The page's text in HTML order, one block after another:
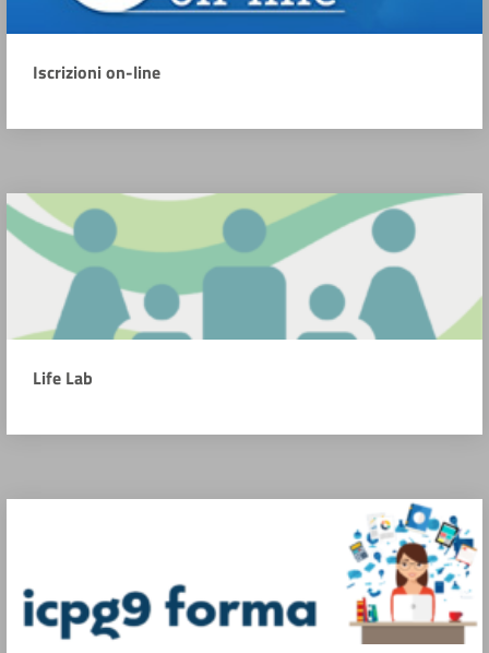
Iscrizioni on-line
Life Lab